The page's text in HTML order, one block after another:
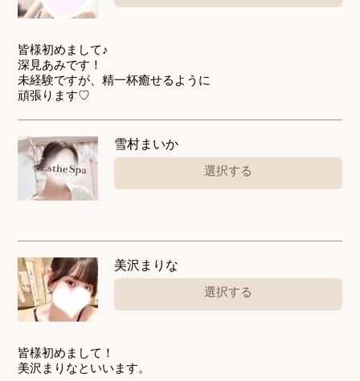
皆様初めまして♪
深見あみです！
未経験ですが、精一杯癒せるように
頑張ります♡
雪村まいか
選択する
皆様初めまして！
美沢まりなといいます。
美沢まりな
選択する